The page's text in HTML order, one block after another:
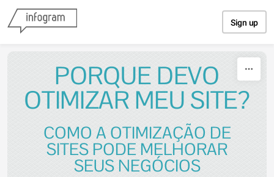
Sign up
PORQUE DEVO
OTIMIZAR MEU SITE?
COMO A OTIMIZAÇÃO DE
SITES PODE MELHORAR
SEUS NEGÓCIOS